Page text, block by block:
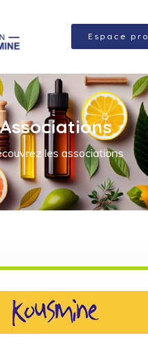
Espace pro
les associations